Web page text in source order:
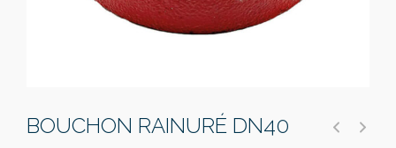
BOUCHON RAINURÉ DN40